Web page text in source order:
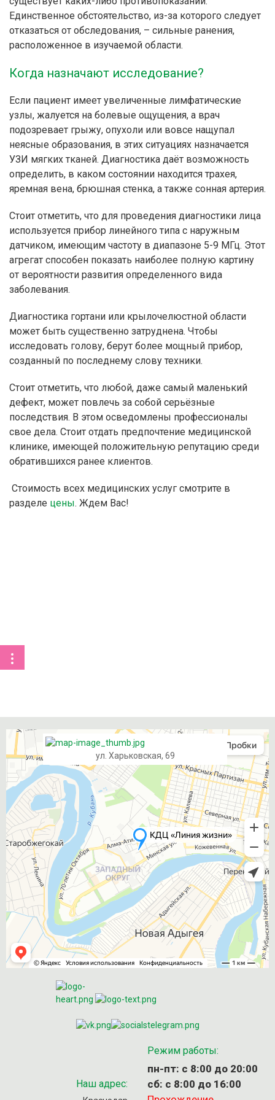
Единственное обстоятельство, из-за которого следует
отказаться от обследования, – сильные ранения,
расположенное в изучаемой области.
Когда назначают исследование?
Если пациент имеет увеличенные лимфатические
узлы, жалуется на болевые ощущения, а врач
подозревает грыжу, опухоли или вовсе нащупал
неясные образования, в этих ситуациях назначается
УЗИ мягких тканей. Диагностика даёт возможность
определить, в каком состоянии находится трахея,
яремная вена, брюшная стенка, а также сонная артерия.
Стоит отметить, что для проведения диагностики лица
используется прибор линейного типа с наружным
датчиком, имеющим частоту в диапазоне 5-9 МГц. Этот
агрегат способен показать наиболее полную картину
от вероятности развития определенного вида
заболевания.
Диагностика гортани или крылочелюстной области
может быть существенно затруднена. Чтобы
исследовать голову, берут более мощный прибор,
созданный по последнему слову техники.
Стоит отметить, что любой, даже самый маленький
дефект, может повлечь за собой серьёзные
последствия. В этом осведомлены профессионалы
свое дела. Стоит отдать предпочтение медицинской
клинике, имеющей положительную репутацию среди
обратившихся ранее клиентов.
Стоимость всех медицинских услуг смотрите в
разделе цены. Ждем Вас!
ул. Харьковская, 69
Наш адрес:
Режим работы:
пн-пт: с 8:00 до 20:00
сб: с 8:00 до 16:00